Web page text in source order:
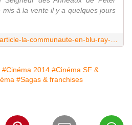
à la vente il y a quelques jours
#Cinéma 2014 #Cinéma SF &
#Sagas & franchises